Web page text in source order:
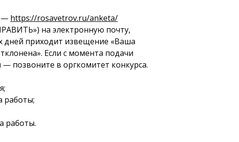
— https://rosavetrov.ru/anketa/
на электронную почту,
дней приходит извещение «Ваша
Если с момента подачи
позвоните в оргкомитет конкурса.
работы;
работы.